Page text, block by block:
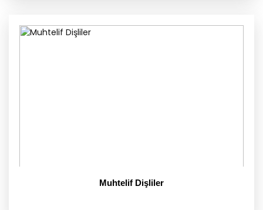
Muhtelif Dişliler